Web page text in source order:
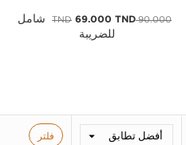
90.000 TND
69.000 TND
شامل
للضريبة
أفضل تطابق  فلتر